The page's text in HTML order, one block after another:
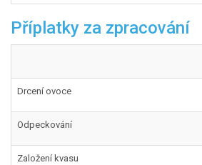
Příplatky za zpracování
Drcení ovoce
Odpeckování
Založení kvasu